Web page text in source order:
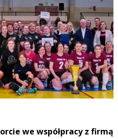
we współpracy z firmą